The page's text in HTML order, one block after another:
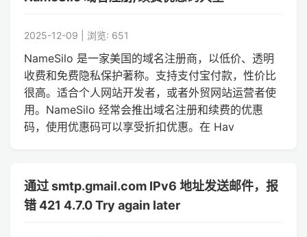
2025-12-09 | 浏览: 651
NameSilo 是一家美国的域名注册商，以低价、透明
收费和免费隐私保护著称。支持支付宝付款，性价比
很高。适合个人网站开发者，或者外贸网站运营者使
用。NameSilo 经常会推出域名注册和续费的优惠
码，使用优惠码可以享受折扣优惠。在 Hav
通过 smtp.gmail.com IPv6 地址发送邮件，报
错 421 4.7.0 Try again later